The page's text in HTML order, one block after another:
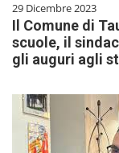
29 Dicembre 2023
Il Comune di
scuole, il
gli auguri agli